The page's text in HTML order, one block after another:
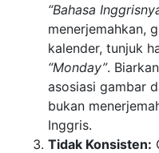
“Bahasa
menerjemahkan,
kalender, tunjuk
“Monday”.
asosiasi gambar
bukan
Inggris.
Tidak Konsisten: